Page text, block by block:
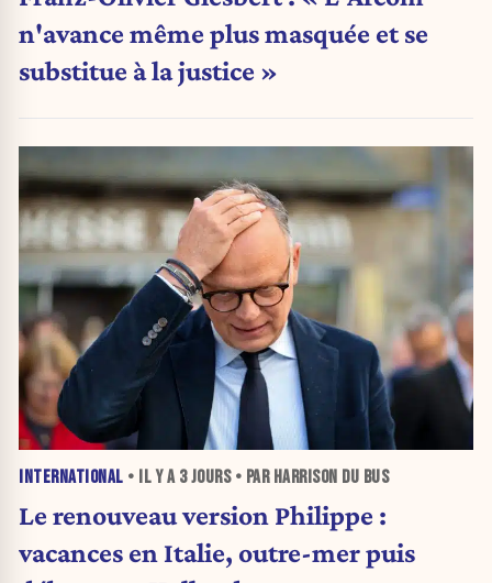
n'avance même plus masquée et se
substitue à la justice »
INTERNATIONAL • IL Y A 3 JOURS• PAR HARRISON DU BUS
Le renouveau version Philippe :
vacances en Italie, outre-mer puis